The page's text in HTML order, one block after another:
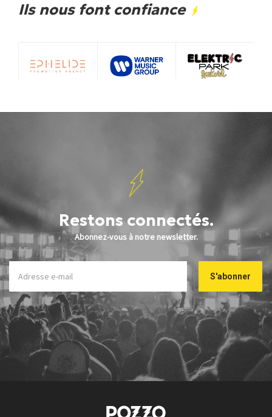
Ils nous font confiance
Restons connectés.
Abonnez-vous à notre newsletter.